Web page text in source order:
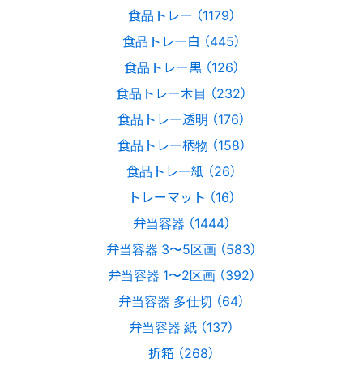
食品トレー （1179）
食品トレー白 （445）
食品トレー黒 （126）
食品トレー木目 （232）
食品トレー透明 （176）
食品トレー柄物 （158）
食品トレー紙 （26）
トレーマット （16）
弁当容器 （1444）
弁当容器 3〜5区画 （583）
弁当容器 1〜2区画 （392）
弁当容器 多仕切 （64）
弁当容器 紙 （137）
折箱 （268）